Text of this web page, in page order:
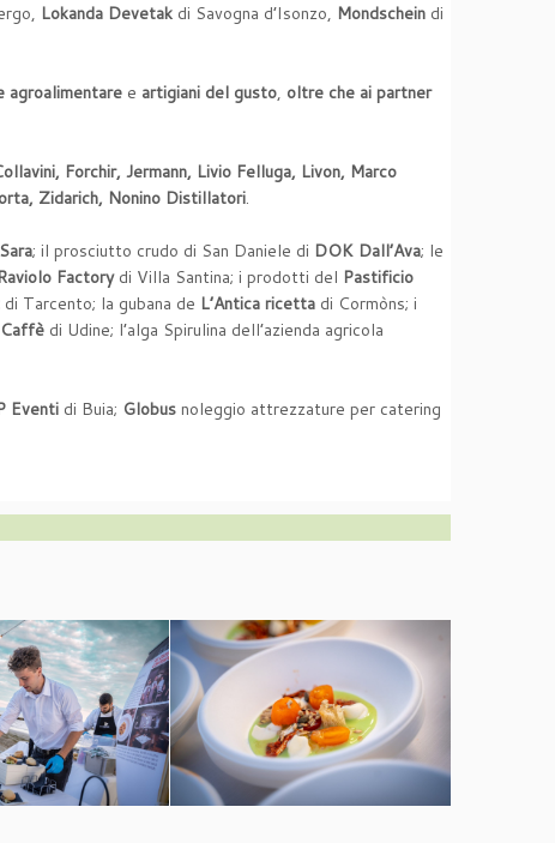
Lokanda Devetak di Savogna d’Isonzo, Mondschein di
e artigiani del gusto, oltre che ai partner
Forchir, Jermann, Livio Felluga, Livon, Marco
Zidarich, Nonino Distillatori.
; il prosciutto crudo di San Daniele di DOK Dall’Ava; le
Raviolo Factorydi Villa Santina; i prodotti del Pastificio
di Tarcento; la gubana de L’Antica ricetta di Cormòns; i
di Udine; l’alga Spirulina dell’azienda agricola
Eventi di Buia; Globus noleggio attrezzature per catering